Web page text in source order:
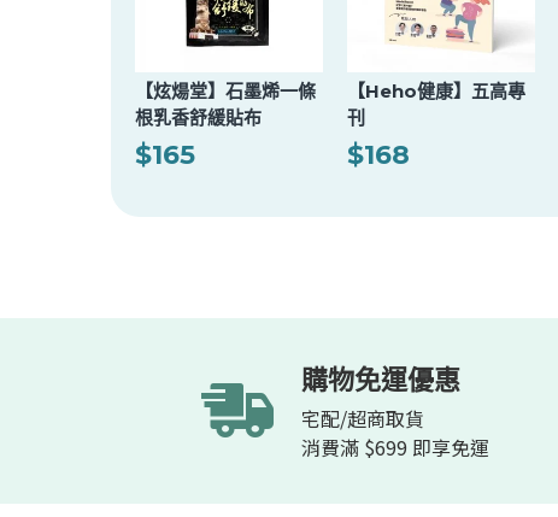
【炫煬堂】石墨烯一條
根乳香舒緩貼布
$165
【Heho健康】五高專
刊
$168
購物免運優惠
宅配/超商取貨
消費滿 $699 即享免運